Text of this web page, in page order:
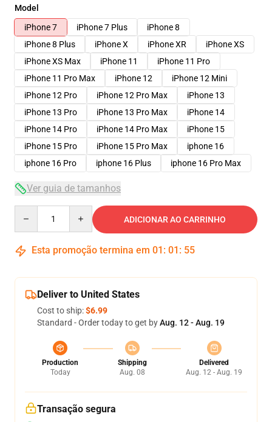
Model
iPhone 7
iPhone 7 Plus
iPhone 8
iPhone 8 Plus
iPhone X iPhone XR
iPhone XS
iPhone XS Max
iPhone 11
iPhone 11 Pro
iPhone 11 Pro Max
iPhone 12
iPhone 12 Mini
iPhone 12 Pro
iPhone 12 Pro Max
iPhone 13
iPhone 13 Pro
iPhone 13 Pro Max
iPhone 14
iPhone 14 Pro
iPhone 14 Pro Max
iPhone 15
iPhone 15 Pro
iPhone 15 Pro Max
iphone 16
iphone 16 Pro
iphone 16 Plus iphone 16 Pro Max
Ver guia de tamanhos
ADICIONAR AO CARRINHO
Esta promoção termina em 01 : 01 : 54
Deliver to United States
Cost to ship:$6.99
Standard - Order today to get byAug. 12 - Aug. 19
Production
Today
Shipping
Aug. 08
Delivered
Aug. 12 - Aug. 19
Transação segura